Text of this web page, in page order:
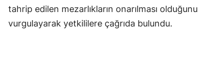
tahrip edilen mezarlıkların onarılması olduğunu
vurgulayarak yetkililere çağrıda bulundu.